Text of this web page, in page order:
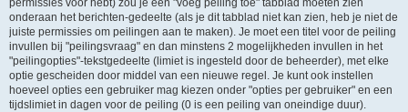
permissies voor hebt) zou je een "voeg peiling toe" tabblad moeten zien
onderaan het berichten-gedeelte (als je dit tabblad niet kan zien, heb je niet de
juiste permissies om peilingen aan te maken). Je moet een titel voor de peiling
invullen bij "peilingsvraag" en dan minstens 2 mogelijkheden invullen in het
"peilingopties"-tekstgedeelte (limiet is ingesteld door de beheerder), met elke
optie gescheiden door middel van een nieuwe regel. Je kunt ook instellen
hoeveel opties een gebruiker mag kiezen onder "opties per gebruiker" en een
tijdslimiet in dagen voor de peiling (0 is een peiling van oneindige duur).